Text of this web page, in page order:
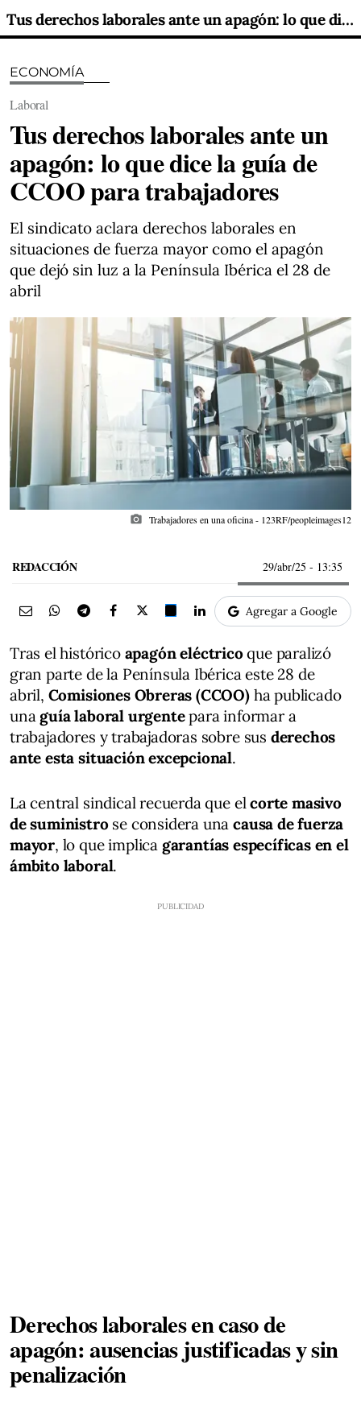
Tus derechos laborales ante un apagón: lo que dice la guía de CCOO para trabajadores
ECONOMÍA
Laboral
Tus derechos laborales ante un
apagón: lo que dice la guía de
CCOO para trabajadores
El sindicato aclara derechos laborales en
situaciones de fuerza mayor como el apagón
que dejó sin luz a la Península Ibérica el 28 de
abril
photo_camera Trabajadores en una oficina - 123RF/peopleimages12
REDACCIÓN 29/abr/25 - 13:35
Agregar a Google
Tras el histórico apagón eléctricoque paralizó
gran parte de la Península Ibérica este 28 de
abril, Comisiones Obreras (CCOO)ha publicado
una guía laboral urgentepara informar a
trabajadores y trabajadoras sobre sus derechos
ante esta situación excepcional.
La central sindical recuerda que elcorte masivo
de suministrose considera unacausa de fuerza
mayor, lo que implica garantías específicas en el
ámbito laboral.
Derechos laborales en caso de
apagón: ausencias justificadas y sin
penalización